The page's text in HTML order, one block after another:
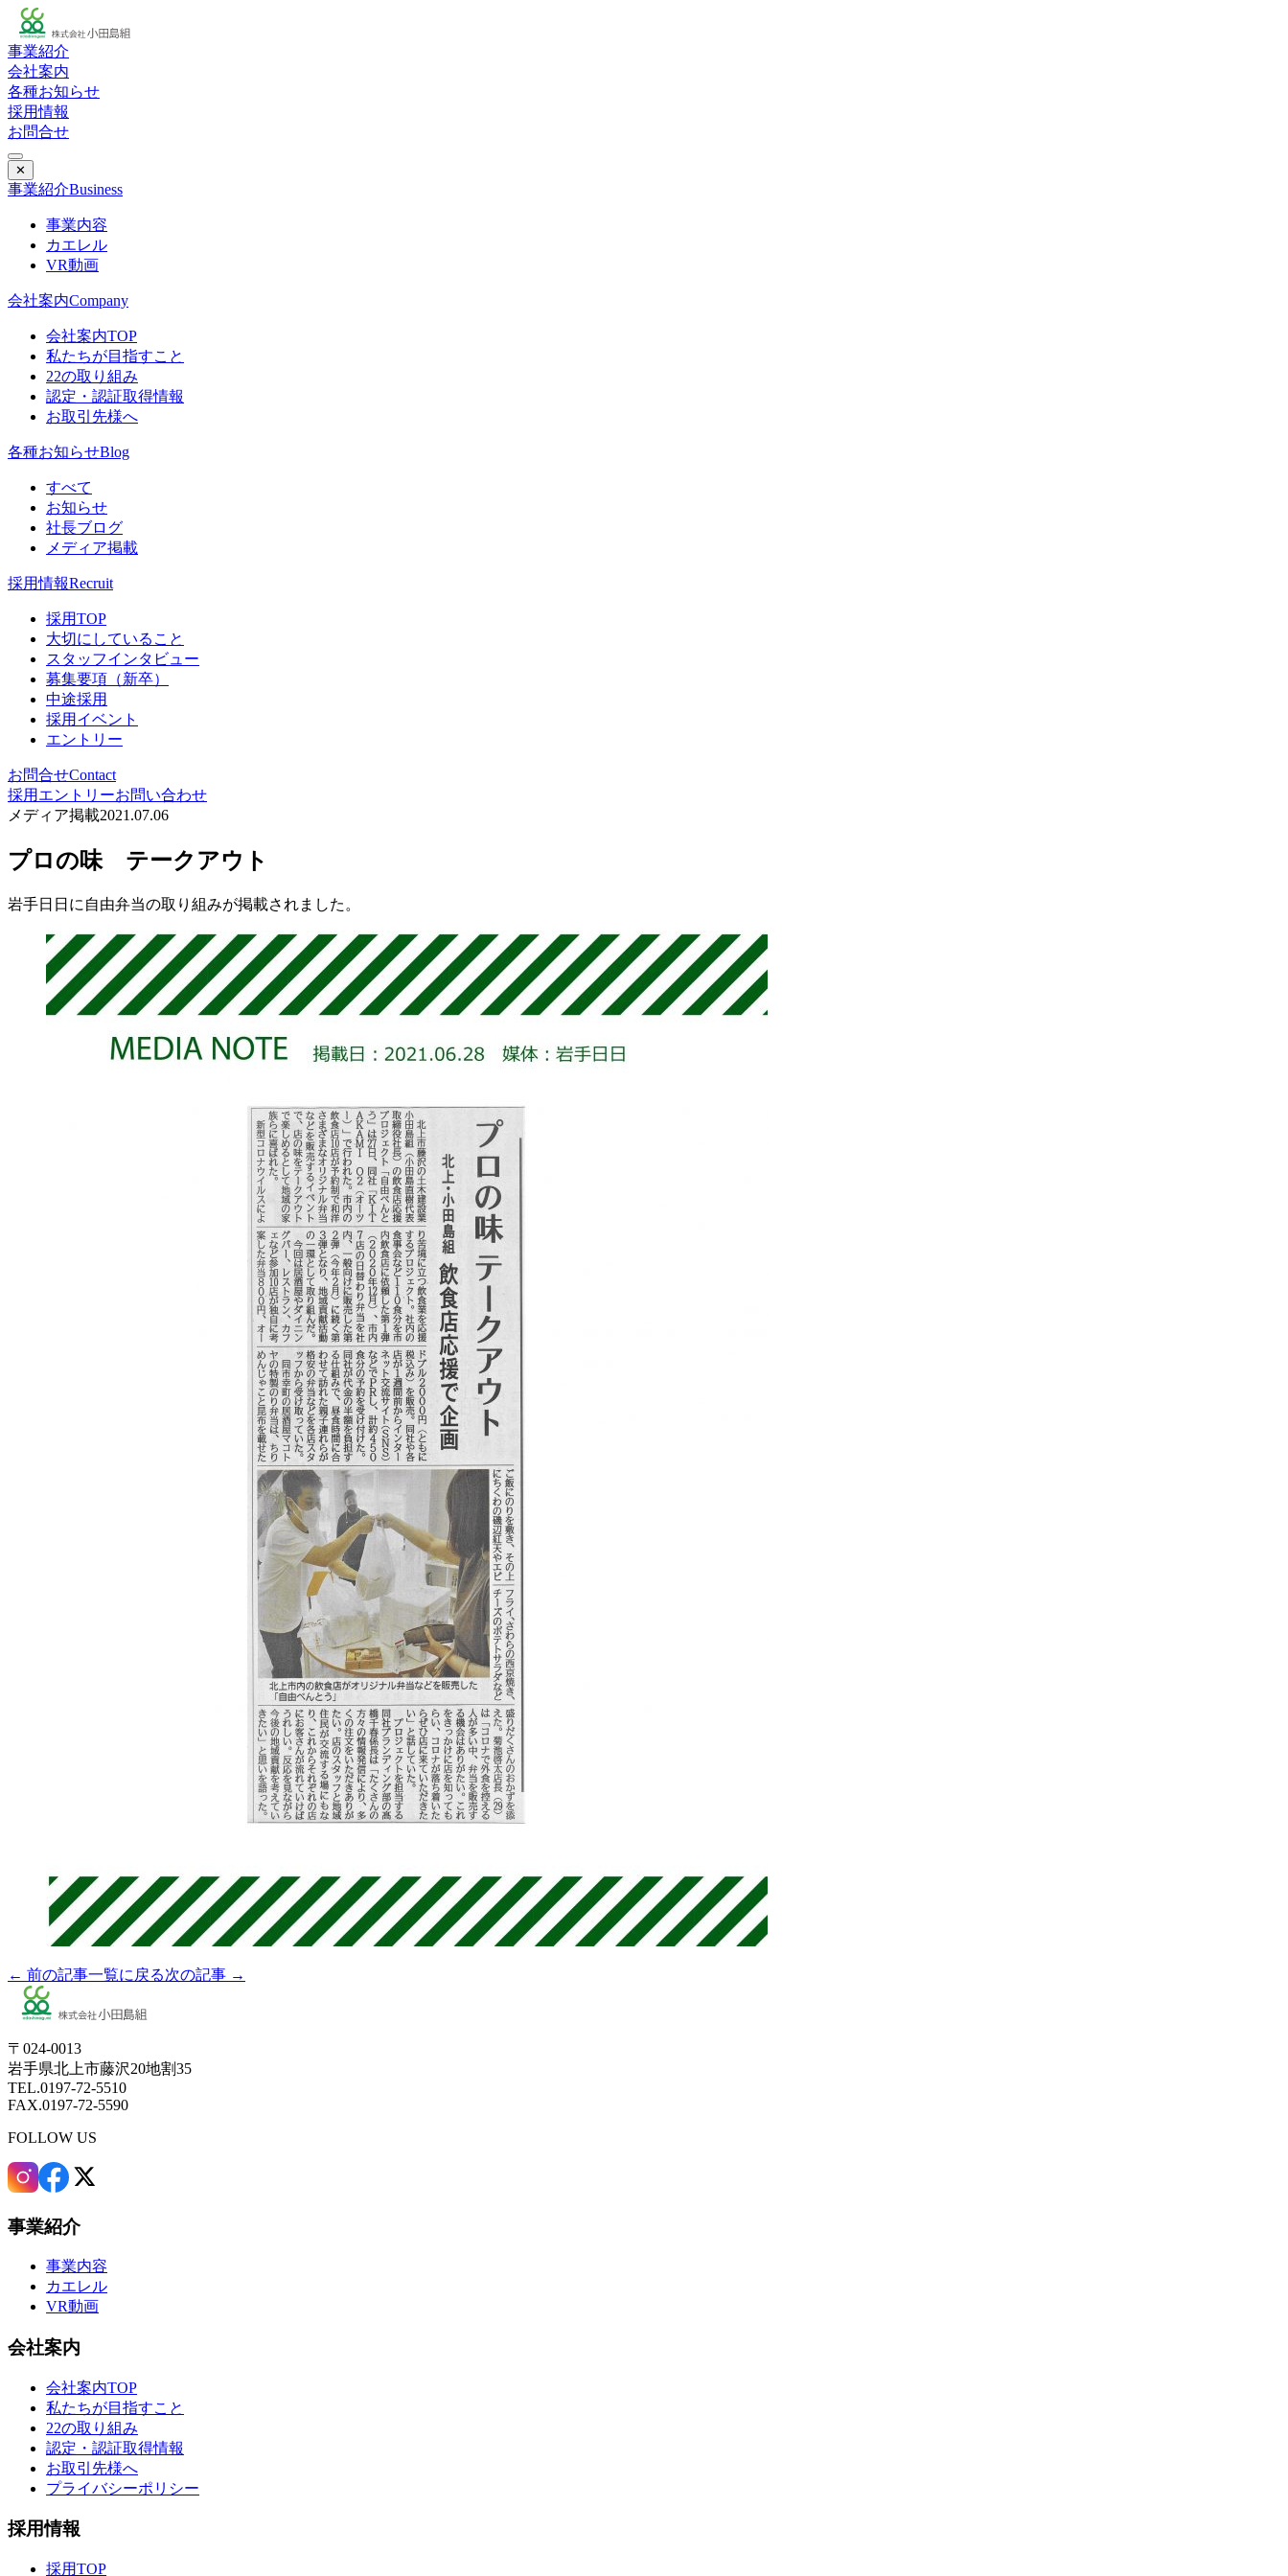
事業紹介
会社案内
各種お知らせ
採用情報
お問合せ
✕
事業紹介Business
事業内容
カエレル
VR動画
会社案内Company
会社案内TOP
私たちが目指すこと
22の取り組み
認定・認証取得情報
お取引先様へ
各種お知らせBlog
すべて
お知らせ
社長ブログ
メディア掲載
採用情報Recruit
採用TOP
大切にしていること
スタッフインタビュー
募集要項（新卒）
中途採用
採用イベント
エントリー
お問合せContact
採用エントリーお問い合わせ
メディア掲載2021.07.06
プロの味 テークアウト
岩手日日に自由弁当の取り組みが掲載されました。
← 前の記事一覧に戻る次の記事 →
〒024-0013
岩手県北上市藤沢20地割35
TEL.0197-72-5510
FAX.0197-72-5590
FOLLOW US
事業紹介
事業内容
カエレル
VR動画
会社案内
会社案内TOP
私たちが目指すこと
22の取り組み
認定・認証取得情報
お取引先様へ
プライバシーポリシー
採用情報
採用TOP